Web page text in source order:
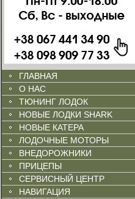
ГЛАВНАЯ
О НАС
ТЮНИНГ ЛОДОК
НОВЫЕ ЛОДКИ SHARK
НОВЫЕ КАТЕРА
ЛОДОЧНЫЕ МОТОРЫ
ВНЕДОРОЖНИКИ
ПРИЦЕПЫ
СЕРВИСНЫЙ ЦЕНТР
НАВИГАЦИЯ